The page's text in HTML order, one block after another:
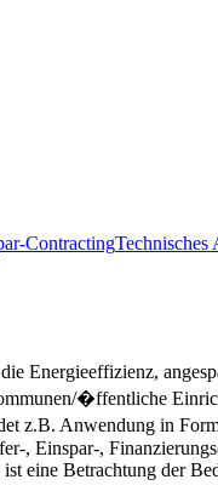
ContractingTechnisches
Energieeffizienz,
�ffentliche
z.B. Anwendung in
, Einspar-,
eine Betrachtung der